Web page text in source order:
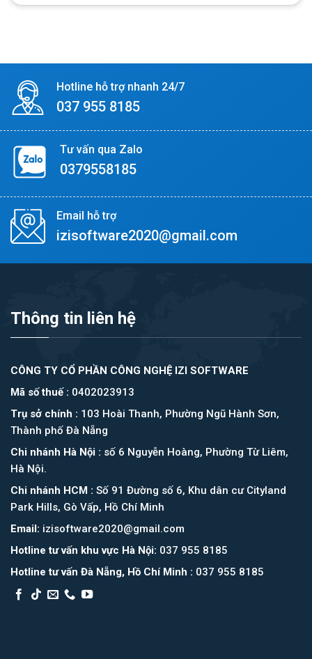
Hotline hỗ trợ nhanh 24/7
037 955 8185
Tư vấn qua Zalo
0379558185
Email hỗ trợ
izisoftware2020@gmail.com
Thông tin liên hệ
CÔNG TY CỔ PHẦN CÔNG NGHỆ IZI SOFTWARE
Mã số thuế : 0402023913
Trụ sở chính : 103 Hoài Thanh, Phường Ngũ Hành Sơn,
Thành phố Đà Nẵng
Chi nhánh Hà Nội : số 6 Nguyễn Hoàng, Phường Từ Liêm,
Hà Nội.
Chi nhánh HCM : Số 91 Đường số 6, Khu dân cư Cityland
Park Hills, Gò Vấp, Hồ Chí Minh
Email: izisoftware2020@gmail.com
Hotline tư vấn khu vực Hà Nội: 037 955 8185
Hotline tư vấn Đà Nẵng, Hồ Chí Minh : 037 955 8185